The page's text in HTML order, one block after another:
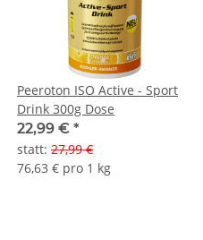
Peeroton ISO Active - Sport
Drink 300g Dose
22,99 € *
statt: 27,99 €
76,63 € pro 1 kg